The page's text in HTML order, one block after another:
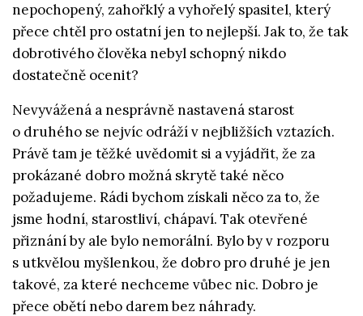
nepochopený, zahořklý a vyhořelý spasitel, který
přece chtěl pro ostatní jen to nejlepší. Jak to, že tak
dobrotivého člověka nebyl schopný nikdo
dostatečně ocenit?
Nevyvážená a nesprávně nastavená starost
o druhého se nejvíc odráží v nejbližších vztazích.
Právě tam je těžké uvědomit si a vyjádřit, že za
prokázané dobro možná skrytě také něco
požadujeme. Rádi bychom získali něco za to, že
jsme hodní, starostliví, chápaví. Tak otevřené
přiznání by ale bylo nemorální. Bylo by v rozporu
s utkvělou myšlenkou, že dobro pro druhé je jen
takové, za které nechceme vůbec nic. Dobro je
přece obětí nebo darem bez náhrady.